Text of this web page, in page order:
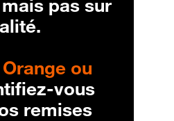
pas sur
ou
vous
remises